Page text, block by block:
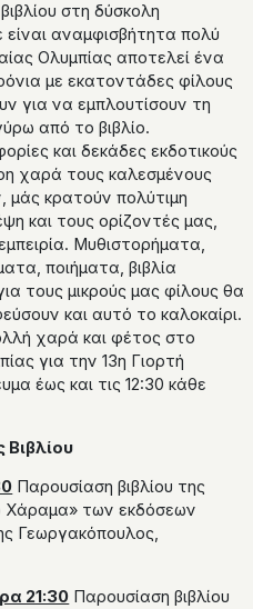
στη δύσκολη
αναμφισβήτητα πολύ
Ολυμπίας αποτελεί ένα
με εκατοντάδες φίλους
για να εμπλουτίσουν τη
από το βιβλίο.
και δεκάδες εκδοτικούς
χαρά τους καλεσμένους
μάς κρατούν πολύτιμη
και τους ορίζοντές μας,
Μυθιστορήματα,
ποιήματα, βιβλία
τους μικρούς μας φίλους θα
και αυτό το καλοκαίρι.
χαρά και φέτος στο
για την 13η Γιορτή
έως και τις 12:30 κάθε
Βιβλίου
Παρουσίαση βιβλίου της
Χάραμα» των εκδόσεων
Γεωργακόπουλος,
21:30 Παρουσίαση βιβλίου